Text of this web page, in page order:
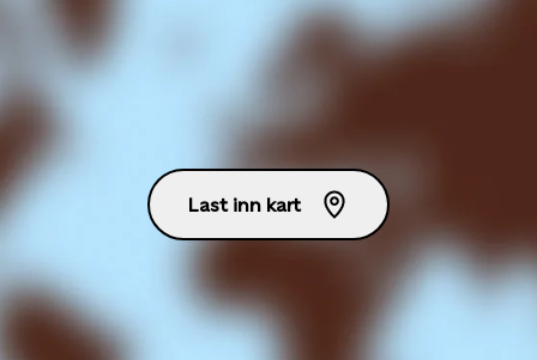
Last inn kart